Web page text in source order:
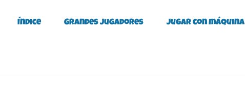
Índice Grandes Jugadores Jugar con máquina